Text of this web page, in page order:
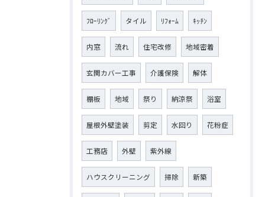
ﾌﾛｰﾘﾝｸﾞ タイル ﾘﾌｫｰﾑ ｷｯﾁﾝ
内窓 流れ 住宅改修 地域密着
玄関カバー工事 介護保険 解体
棚板 地域 祭り 納涼祭 浴室
屋根外壁塗装 剪定 水回り 花粉症
工務店 外壁 紫外線
ハウスクリーニング 掃除 新築